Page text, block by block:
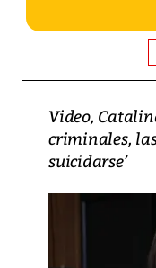
Video,
criminales,
suicidarse’